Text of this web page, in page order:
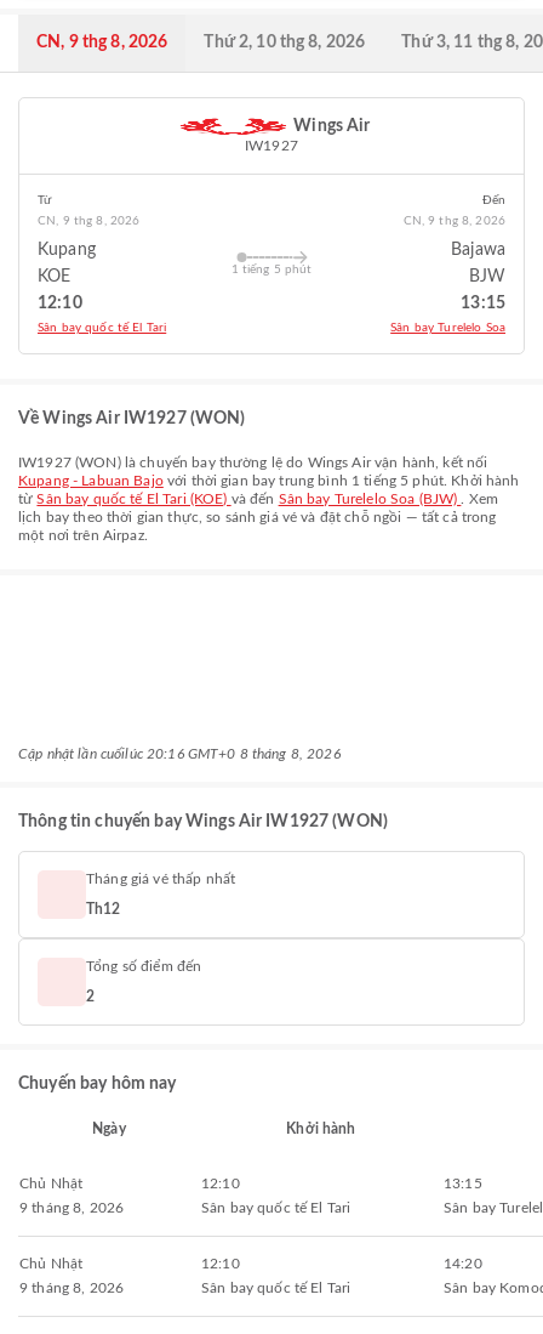
CN, 9 thg 8, 2026 Thứ 2, 10 thg 8, 2026 Thứ 3, 11 thg 8,
Wings Air
IW1927
Từ
CN, 9 thg 8, 2026
Kupang
KOE
12:10
Sân bay quốc tế El Tari
1 tiếng 5 phút
Đến
CN, 9 thg 8, 2026
Bajawa
BJW
13:15
Sân bay Turelelo Soa
Về Wings Air IW1927 (WON)
IW1927(WON) là chuyến bay thường lệ do Wings Airvận hành, kết nối
Kupang - Labuan Bajovới thời gian bay trung bình 1 tiếng 5 phút. Khởi hành
từSân bay quốc tế El Tari (KOE) và đến Sân bay Turelelo Soa (BJW)
. Xem
lịch bay theo thời gian thực, so sánh giá vé và đặt chỗ ngồi — tất cả trong
một nơi trên Airpaz.
Cập nhật lần cuốilúc 20:16 GMT+0 8 tháng 8, 2026
Thông tin chuyến bay Wings Air IW1927 (WON)
Tháng giá vé thấp nhất
Th12
Tổng số điểm đến
2
Chuyến bay hôm nay
Ngày Khởi hành
Chủ Nhật
9 tháng 8, 2026
12:10
Sân bay quốc tế El Tari
13:15
Sân bay
Chủ Nhật
9 tháng 8, 2026
12:10
Sân bay quốc tế El Tari
14:20
Sân bay